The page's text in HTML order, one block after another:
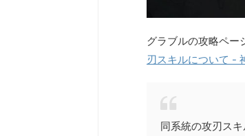
グラブルの攻略ペー
刃スキルについて -
同系統の攻刃ス